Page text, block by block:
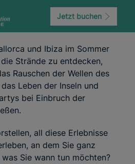
Jetzt buchen
und Ibiza im Sommer
Strände zu entdecken,
Rauschen der Wellen des
Leben der Inseln und
bei Einbruch der
all diese Erlebnisse
an dem Sie ganz
Sie wann tun möchten?